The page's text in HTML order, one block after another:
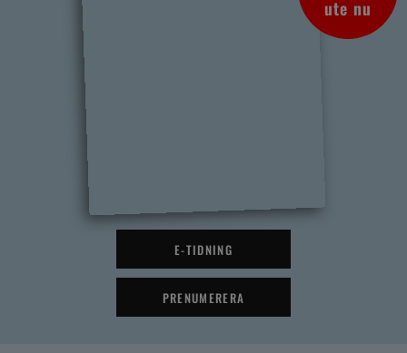
ute nu
E-TIDNING
PRENUMERERA